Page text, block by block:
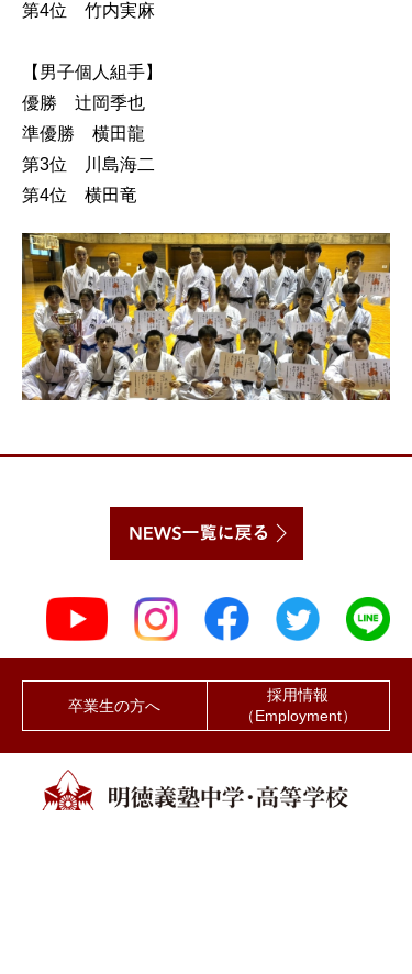
第4位 竹内実麻
【男子個人組手】
優勝 辻岡季也
準優勝 横田龍
第3位 川島海二
第4位 横田竜
卒業生の方へ
採用情報
（Employment）